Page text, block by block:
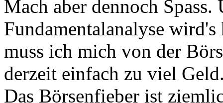
Mach aber dennoch
Fundamentalanalyse
muss ich mich von der
derzeit einfach zu viel
Das Börsenfieber ist